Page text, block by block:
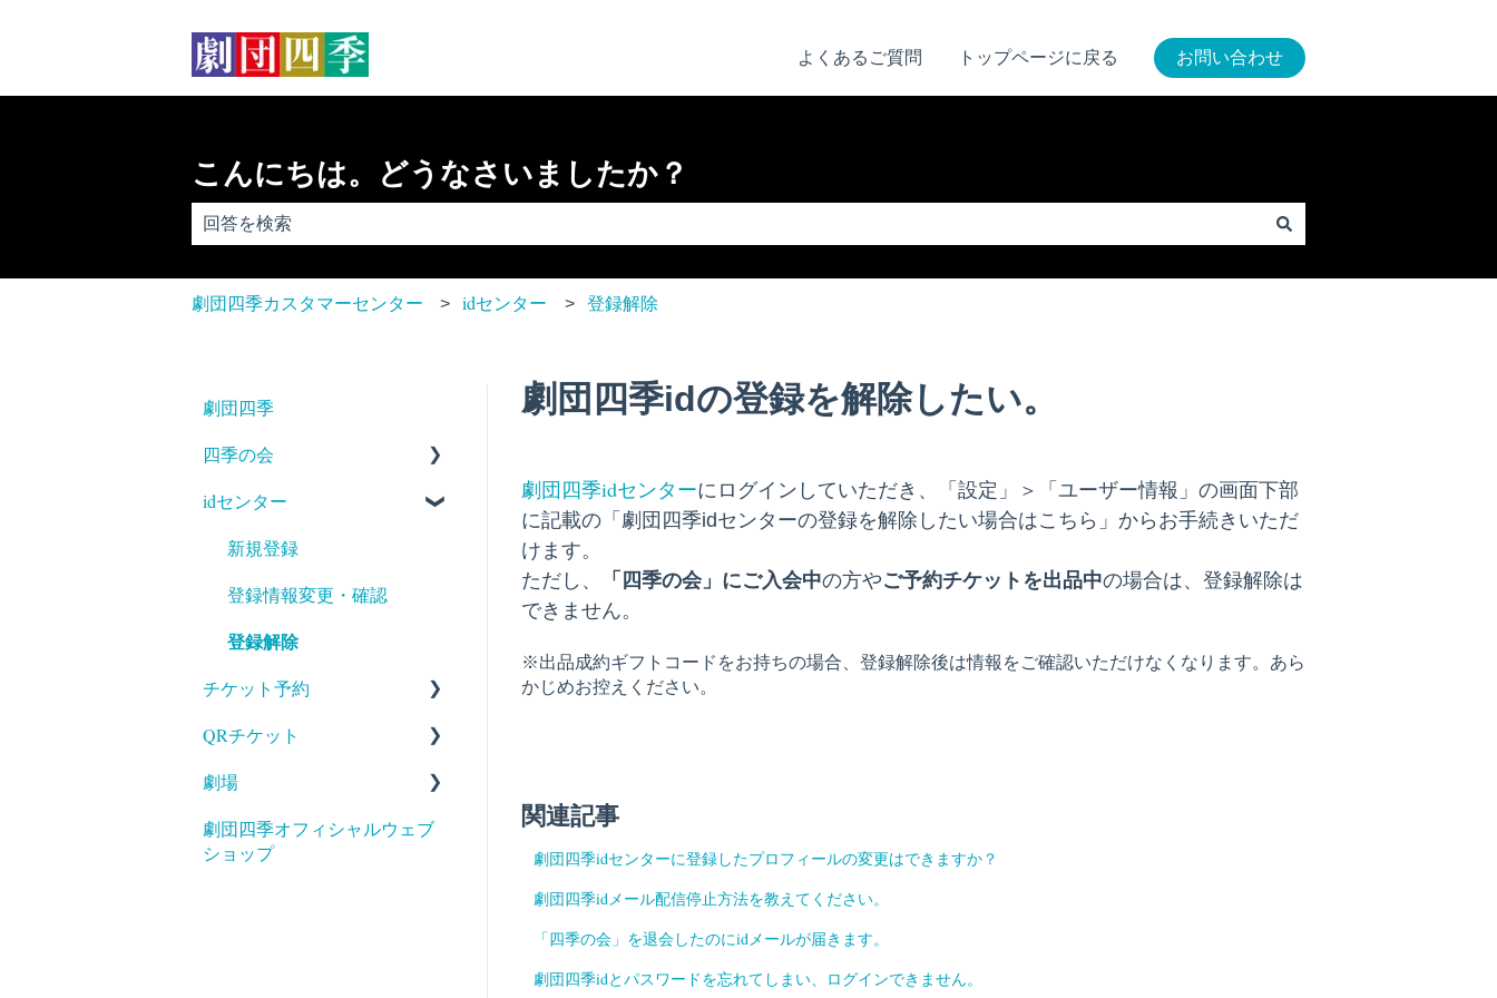
よくあるご質問 トップページに戻る お問い合わせ
こんにちは。どうなさいましたか？
劇団四季カスタマーセンター idセンター 登録解除
劇団四季idの登録を解除したい。
劇団四季idセンターにログインしていただき、「設定」＞「ユーザー情報」の画面下部
に記載の「劇団四季idセンターの登録を解除したい場合はこちら」からお手続きいただ
けます。
ただし、
「四季の会」にご入会中の方やご予約チケットを出品中の場合は、登録解除は
できません。
※出品成約ギフトコードをお持ちの場合、登録解除後は情報をご確認いただけなくなります。あら
かじめお控えください。
関連記事
劇団四季idセンターに登録したプロフィールの変更はできますか？
劇団四季idメール配信停止方法を教えてください。
「四季の会」を退会したのにidメールが届きます。
劇団四季idとパスワードを忘れてしまい、ログインできません。
劇団四季
四季の会
入会
登録情報変更・確認
退会
idセンター
新規登録
登録情報変更・確認
登録解除
チケット予約
料金・キャンセル
予約方法・確認
支払・受取
QRチケット
発行・印刷(ホームプリン
出品
劇場
アクセス
劇団四季オフィシャルウェブ
ショップ